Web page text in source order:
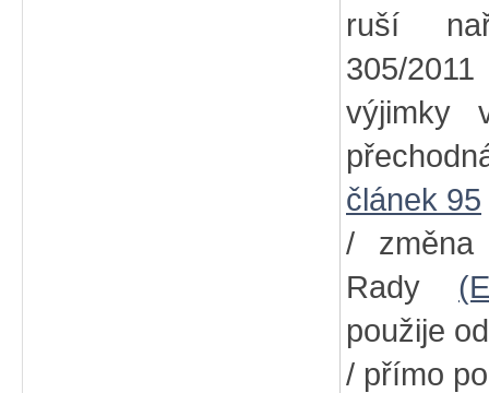
ruší
305/
článek 95
/ změna
Rady
použije
/ přímo